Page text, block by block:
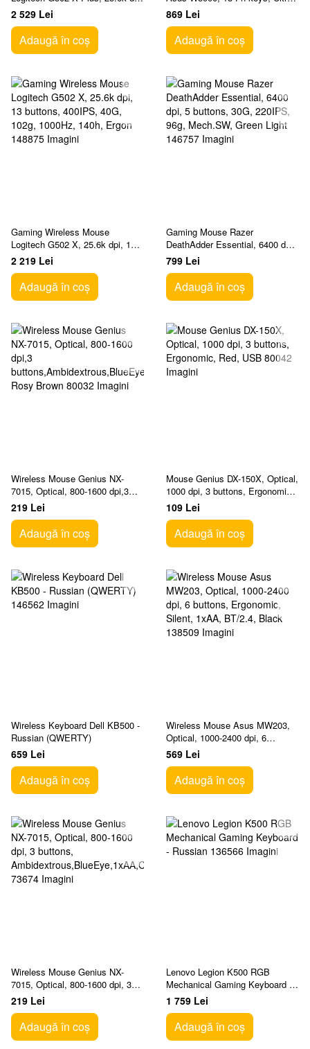
13 buttons, 400IPS, 40G, 106g,
1000Hz, 130h,
2 529 Lei
Adaugă în coș
thin, Metal-like finish, Silent,
800-1600dpi
869 Lei
Adaugă în coș
Gaming Wireless Mouse
Logitech G502 X, 25.6k dpi, 13
buttons, 400IPS, 40G, 102g,
1000Hz, 140h, Ergon
2 219 Lei
Adaugă în coș
Gaming Mouse Razer
DeathAdder Essential, 6400 dpi,
5 buttons, 30G, 220IPS, 96g,
Mech.SW, Green Light
799 Lei
Adaugă în coș
Wireless Mouse Genius NX-
7015, Optical, 800-1600 dpi,3
buttons,Ambidextrous,BlueEye,1
xAA, Rosy Brown
219 Lei
Adaugă în coș
Mouse Genius DX-150X, Optical,
1000 dpi, 3 buttons, Ergonomic,
Red, USB
109 Lei
Adaugă în coș
Wireless Keyboard Dell KB500 -
Russian (QWERTY)
659 Lei
Adaugă în coș
Wireless Mouse Asus MW203,
Optical, 1000-2400 dpi, 6
buttons, Ergonomic, Silent,
1xAA, BT/2.4, Black
569 Lei
Adaugă în coș
Wireless Mouse Genius NX-
7015, Optical, 800-1600 dpi, 3
buttons,
Ambidextrous,BlueEye,1xAA,Ch
ocolate
219 Lei
Adaugă în coș
Lenovo Legion K500 RGB
Mechanical Gaming Keyboard -
Russian
1 759 Lei
Adaugă în coș